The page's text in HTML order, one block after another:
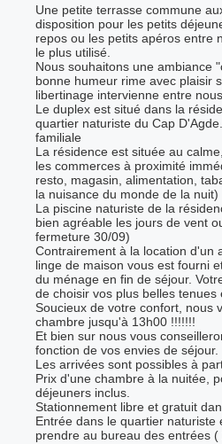
Une petite terrasse commune
disposition pour les petits
repos ou les petits apéros entre
le plus utilisé.
Nous souhaitons une ambiance
bonne humeur rime avec plaisir
libertinage intervienne entre
Le duplex est situé dans la
quartier naturiste du Cap
familiale
La résidence est située au
les commerces à proximité
resto, magasin, alimentation,
la nuisance du monde de la nuit)
La piscine naturiste de la
bien agréable les jours de vent
fermeture 30/09)
Contrairement à la location d'un
linge de maison vous est fourni
du ménage en fin de séjour.
de choisir vos plus belles tenues
Soucieux de votre confort, nous
chambre jusqu'à 13h00 !!!!!!!
Et bien sur nous vous
fonction de vos envies de séjour.
Les arrivées sont possibles à
Prix d'une chambre à la nuitée,
déjeuners inclus.
Stationnement libre et gratuit
Entrée dans le quartier naturiste
prendre au bureau des entrées